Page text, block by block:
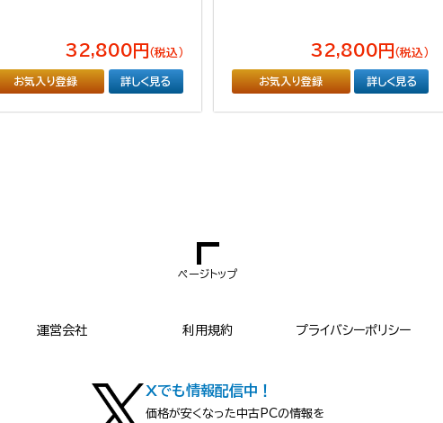
32,800円 （税込）
お気入り登録 詳しく見る
32,800円 （税込）
お気入り登録 詳しく見る
ページトップ
運営会社 利用規約 プライバシーポリシー
Xでも情報配信中！
価格が安くなった中古PCの情報を